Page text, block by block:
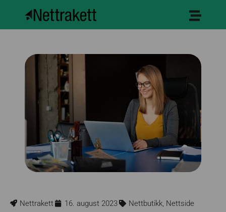
Nettrakett 16. august 2023 Nettbutikk, Nettside